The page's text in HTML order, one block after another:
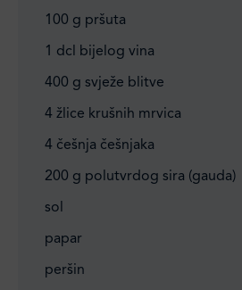
100 g pršuta
1 dcl bijelog vina
400 g svježe blitve
4 žlice krušnih mrvica
4 češnja češnjaka
200 g polutvrdog sira (gauda)
sol
papar
peršin